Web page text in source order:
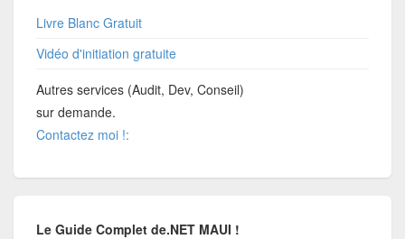
Livre Blanc Gratuit
Vidéo d'initiation gratuite
Autres services (Audit, Dev, Conseil)
sur demande.
Contactez moi !:
Le Guide Complet de.NET MAUI !